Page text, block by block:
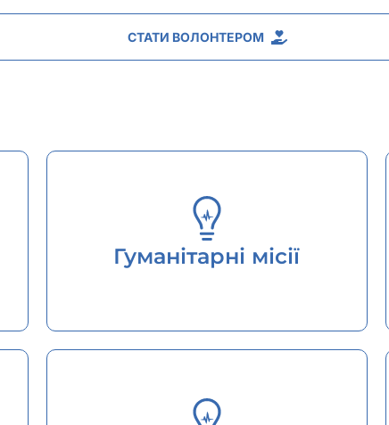
СТАТИ ВОЛОНТЕРОМ
Гуманітарні місії